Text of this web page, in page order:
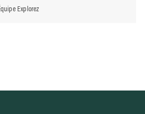
Explorez